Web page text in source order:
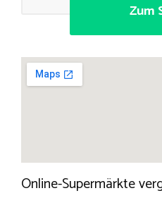
Zum
Online-Supermärkte